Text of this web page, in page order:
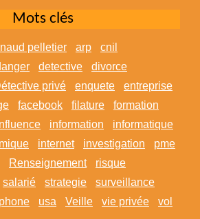
Mots clés
pelletier arp
cnil
detective
divorce
privé enquete
entreprise
facebook filature
formation
information
informatique
internet investigation
pme
Renseignement
risque
salarié strategie
surveillance
usa Veille vie privée
vol